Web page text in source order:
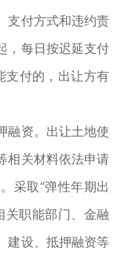
支付方式和违约责
，每日按迟延支付
付的，出让方有
资。出让土地使
相关材料依法申请
采取“弹性年期出
关职能部门、金融
建设、抵押融资等